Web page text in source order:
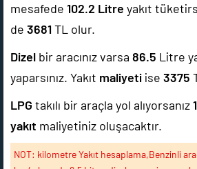
mesafede 102.2 Litre yakıt
de 3681TL olur.
Dizel bir aracınız varsa 86.5 Litre
yaparsınız. Yakıt maliyeti ise 3375
LPG takılı bir araçla yol alıyorsanız
yakıt maliyetiniz oluşacaktır.
NOT: kilometre Yakıt hesaplama,Benzinli